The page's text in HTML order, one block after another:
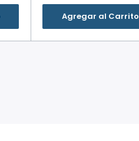
Agregar al Carrito